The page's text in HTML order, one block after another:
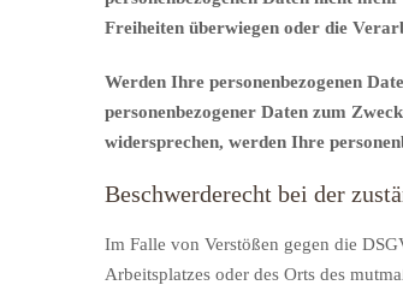
Freiheiten überwiegen oder die
Werden Ihre personenbezogenen
personenbezogener Daten zum
widersprechen, werden Ihre
Beschwerderecht bei der
Im Falle von Verstößen gegen die
Arbeitsplatzes oder des Orts des